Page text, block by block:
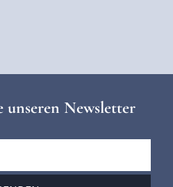
unseren Newsletter